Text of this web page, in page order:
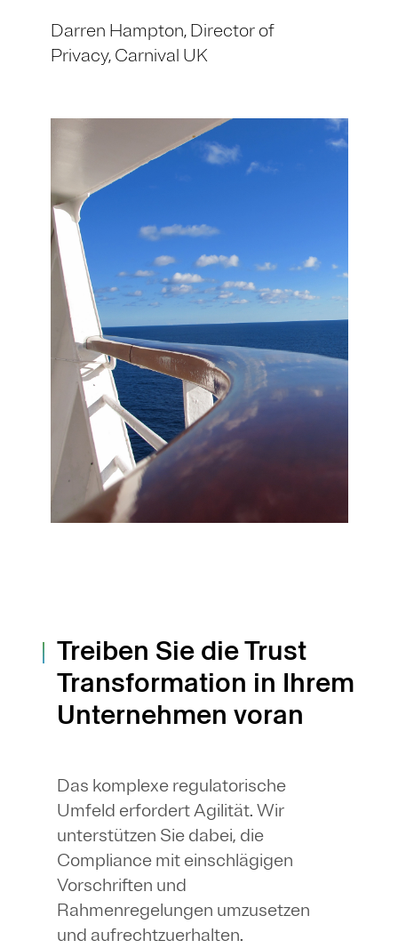
Darren Hampton, Director of
Privacy, Carnival UK
Treiben Sie die Trust
Transformation in Ihrem
Unternehmen voran
Das komplexe regulatorische
Umfeld erfordert Agilität. Wir
unterstützen Sie dabei, die
Compliance mit einschlägigen
Vorschriften und
Rahmenregelungen umzusetzen
und aufrechtzuerhalten.